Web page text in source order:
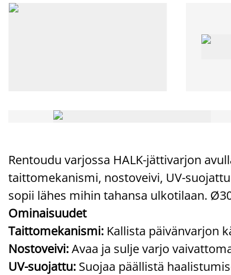
Rentoudu varjossa HALK-jättivarjon
taittomekanismi, nostoveivi, UV-
sopii lähes mihin tahansa ulkotilaan.
Ominaisuudet
Taittomekanismi: Kallista päivänvarjon
Nostoveivi:Avaa ja sulje varjo
UV-suojattu: Suojaa päällistä